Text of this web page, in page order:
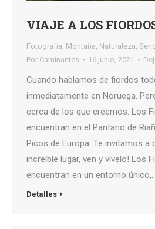
VIAJE A LOS
Fotografía, Montaña, Naturaleza,
Por Caminantes 16 junio, 2021
Cuando hablamos de fiordos
inmediatamente en Noruega.
cerca de los que creemos. Los
encuentran en el Pantano de
Picos de Europa. Te invitamos a
increíble lugar, ven y vívelo! Los
encuentran en un entorno
Detalles